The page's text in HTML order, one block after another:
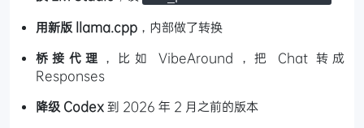
用新版 llama.cpp ，内部做了转换
桥接代理 ，比如 VibeAround，把 Chat 转成
Responses
降级 Codex 到 2026 年 2 月之前的版本